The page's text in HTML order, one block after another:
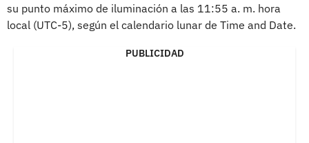
su punto máximo de iluminación a las 11:55 a. m. hora
local (UTC-5), según el calendario lunar de Time and Date.
PUBLICIDAD